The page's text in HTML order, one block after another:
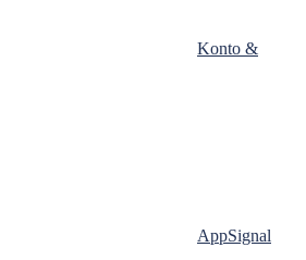
Konto &
AppSignal